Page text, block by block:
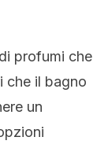
profumi che
che il bagno
un